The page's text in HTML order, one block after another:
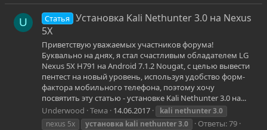
U Статья
Установка Kali Nethunter 3.0 на Nexus
5X
Приветствую уважаемых участников форума!
Буквально на днях, я стал счастливым обладателем LG
Nexus 5X H791 на Android 7.1.2 Nougat, с целью вывести
пентест на новый уровень, используя удобство форм-
фактора мобильного телефона, поэтому хочу
посвятить эту статью - установке Kali Nethunter 3.0 на...
Underwood Тема 14.06.2017 kali nethunter3.0
nexus 5x
установка kali nethunter3.0
Ответы: 79